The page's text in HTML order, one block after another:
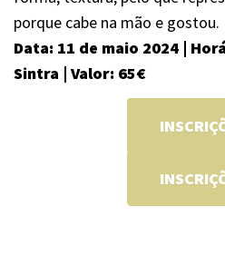
porque cabe na mão e gostou.
Data: 11 de maio 2024 |
Sintra | Valor: 65€